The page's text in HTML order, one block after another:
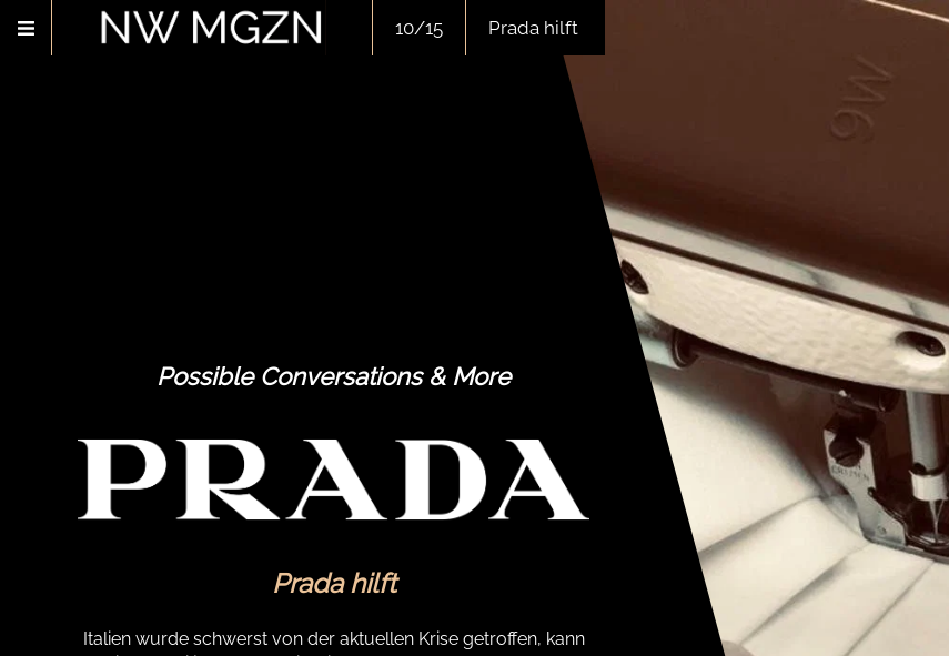
10/15 Prada hilft
Possible Conversations & More
Prada hilft
Italien wurde schwerst von der aktuellen Krise getroffen, kann